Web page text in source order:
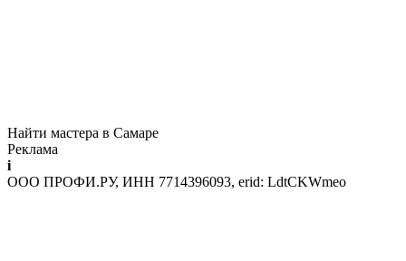
Найти мастера в Самаре
Реклама
i
ООО ПРОФИ.РУ, ИНН 7714396093, erid: LdtCKWmeo